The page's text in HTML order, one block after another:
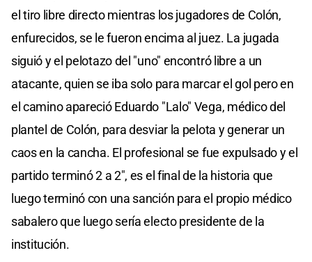
el tiro libre directo mientras los jugadores de Colón,
enfurecidos, se le fueron encima al juez. La jugada
siguió y el pelotazo del "uno" encontró libre a un
atacante, quien se iba solo para marcar el gol pero en
el camino apareció Eduardo "Lalo" Vega, médico del
plantel de Colón, para desviar la pelota y generar un
caos en la cancha. El profesional se fue expulsado y el
partido terminó 2 a 2", es el final de la historia que
luego terminó con una sanción para el propio médico
sabalero que luego sería electo presidente de la
institución.